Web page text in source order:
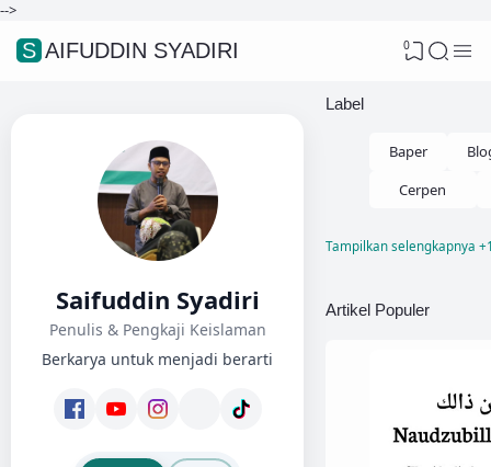
-->
SAIFUDDIN SYADIRI 0
Saifuddin Syadiri
Penulis & Pengkaji Keislaman
Berkarya untuk menjadi berarti
Label
Baper
Cerpen
Fikih Nikah
Motivasi
Pendidikan
Tampilkan selengkapnya
Artikel Populer